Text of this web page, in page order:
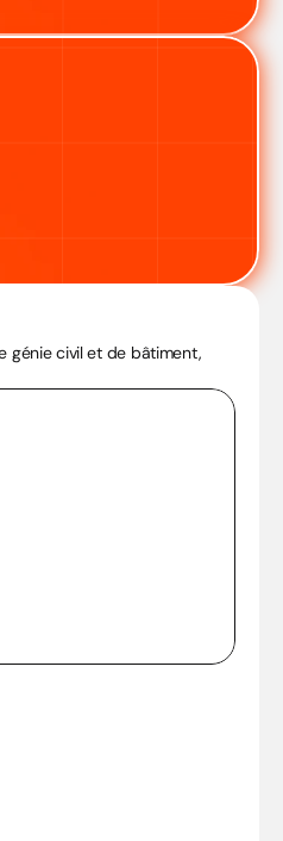
génie civil et de bâtiment,